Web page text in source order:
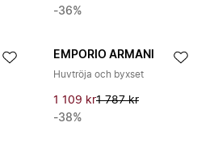
-36%
EMPORIO ARMANI
Huvtröja och byxset
1 109 kr1 787 kr
-38%